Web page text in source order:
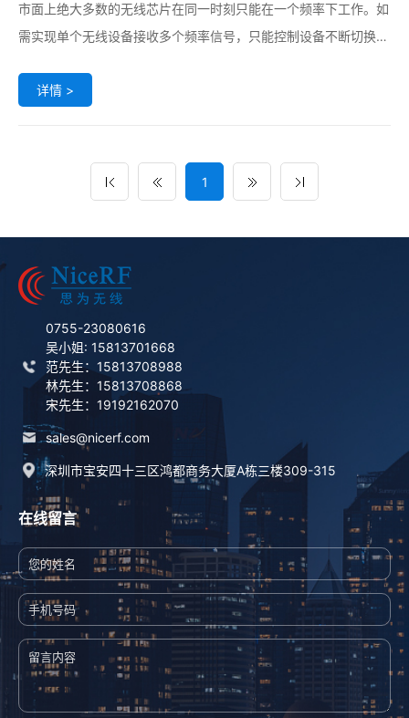
市面上绝大多数的无线芯片在同一时刻只能在一个频率下工作。如
需实现单个无线设备接收多个频率信号，只能控制设备不断切换频
杂，且由于设备处于其中一个频率时，不能接收到另一个频率的信
详情 >
1
0755-23080616
吴小姐: 15813701668
范先生：15813708988
林先生：15813708868
宋先生：19192162070
sales@nicerf.com
深圳市宝安四十三区鸿都商务大厦A栋三楼309-315
在线留言